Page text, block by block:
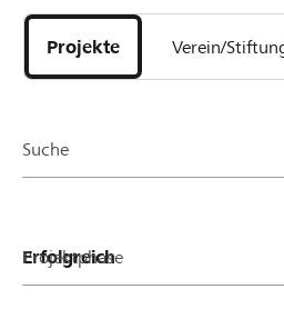
DE FR IT
Projekte
und
Organisationen
Projekte Verein/
Suche
Projektphase